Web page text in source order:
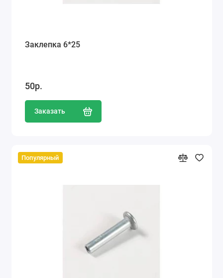
Заклепка 6*25
50р.
Заказать
Популярный